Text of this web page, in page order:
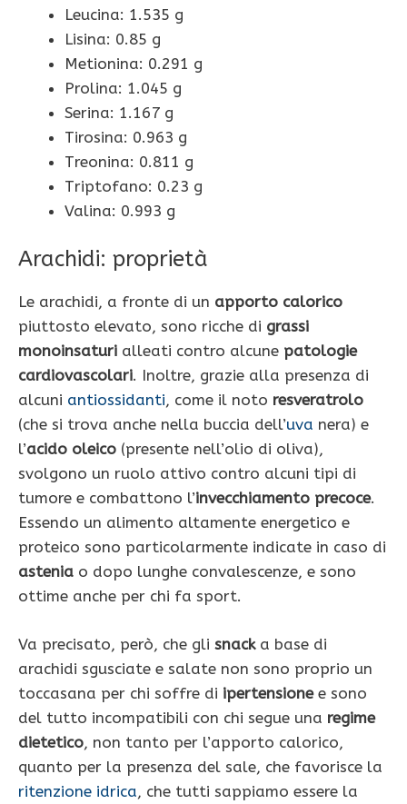
Leucina: 1.535 g
Lisina: 0.85 g
Metionina: 0.291 g
Prolina: 1.045 g
Serina: 1.167 g
Tirosina: 0.963 g
Treonina: 0.811 g
Triptofano: 0.23 g
Valina: 0.993 g
Arachidi: proprietà
Le arachidi, a fronte di un apporto calorico
piuttosto elevato, sono ricche di grassi
monoinsaturi alleati contro alcune patologie
cardiovascolari. Inoltre, grazie alla presenza di
alcuni antiossidanti, come il noto resveratrolo
(che si trova anche nella buccia dell’uva nera) e
l’acido oleico (presente nell’olio di oliva),
svolgono un ruolo attivo contro alcuni tipi di
tumore e combattono l’invecchiamento precoce.
Essendo un alimento altamente energetico e
proteico sono particolarmente indicate in caso di
astenia o dopo lunghe convalescenze, e sono
ottime anche per chi fa sport.
Va precisato, però, che gli snacka base di
arachidi sgusciate e salate non sono proprio un
toccasana per chi soffre di ipertensionee sono
del tutto incompatibili con chi segue una regime
dietetico, non tanto per l’apporto calorico,
quanto per la presenza del sale, che favorisce la
ritenzione idrica, che tutti sappiamo essere la